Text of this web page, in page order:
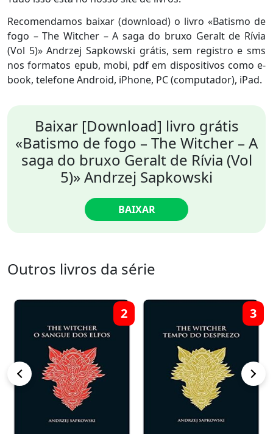
Recomendamos baixar (download) o livro «Batismo de
fogo – The Witcher – A saga do bruxo Geralt de Rívia
(Vol 5)» Andrzej Sapkowski grátis, sem registro e sms
nos formatos epub, mobi, pdf em dispositivos como e-
book, telefone Android, iPhone, PC (computador), iPad.
Baixar [Download] livro grátis
«Batismo de fogo – The Witcher – A
saga do bruxo Geralt de Rívia (Vol
5)» Andrzej Sapkowski
BAIXAR
Outros livros da série
2 3